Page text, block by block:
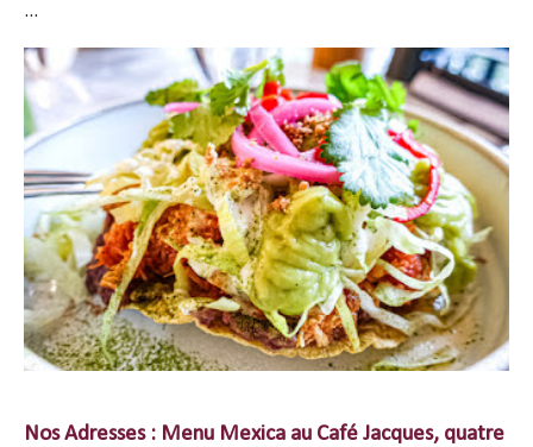
...
Nos Adresses : Menu Mexica au Café Jacques, quatre